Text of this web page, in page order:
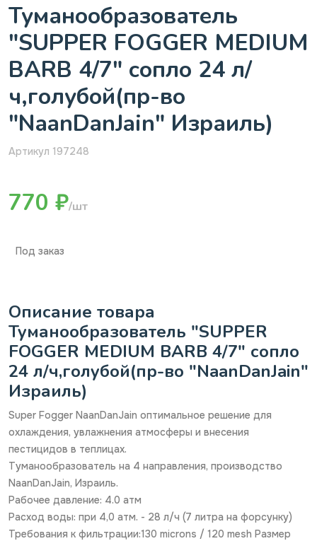
Туманообразователь
"SUPPER FOGGER MEDIUM
BARB 4/7" сопло 24 л/
ч,голубой(пр-во
"NaanDanJain" Израиль)
Артикул 197248
770 ₽/шт
Под заказ
Описание товара
Туманообразователь "SUPPER
FOGGER MEDIUM BARB 4/7" сопло
24 л/ч,голубой(пр-во "NaanDanJain"
Израиль)
Super Fogger NaanDanJain оптимальное решение для
охлаждения, увлажнения атмосферы и внесения
пестицидов в теплицах.
Туманообразователь на 4 направления, производство
NaanDanJain, Израиль.
Рабочее давление: 4.0 атм
Расход воды: при 4,0 атм. - 28 л/ч (7 литра на форсунку)
Требования к фильтрации:130 microns / 120 mesh Размер